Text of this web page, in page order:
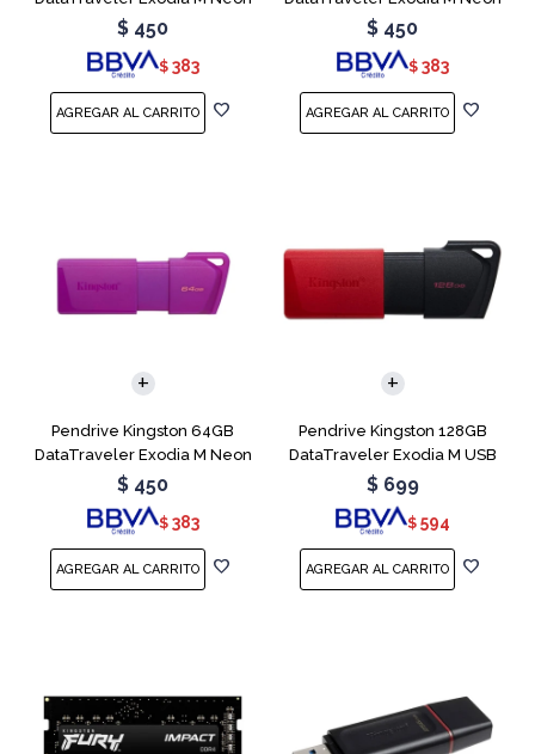
Green
$ 450
$ 383
Pink
$ 450
$ 383
Pendrive Kingston 64GB
DataTraveler Exodia M Neon
Purple
$ 450
$ 383
Pendrive Kingston 128GB
DataTraveler Exodia M USB
3.2
$ 699
$ 594